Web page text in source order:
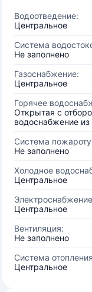
Водоотведение:
Центральное
Система
Не заполнено
Газоснабжение:
Центральное
Горячее
Открытая с
водоснабжение из
Система
Не заполнено
Холодное
Центральное
Центральное
Вентиляция:
Не заполнено
Система
Центральное